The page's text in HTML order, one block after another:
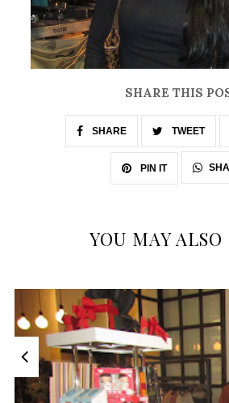
SHARE THIS
SHARE TWEET
PIN IT
YOU MAY